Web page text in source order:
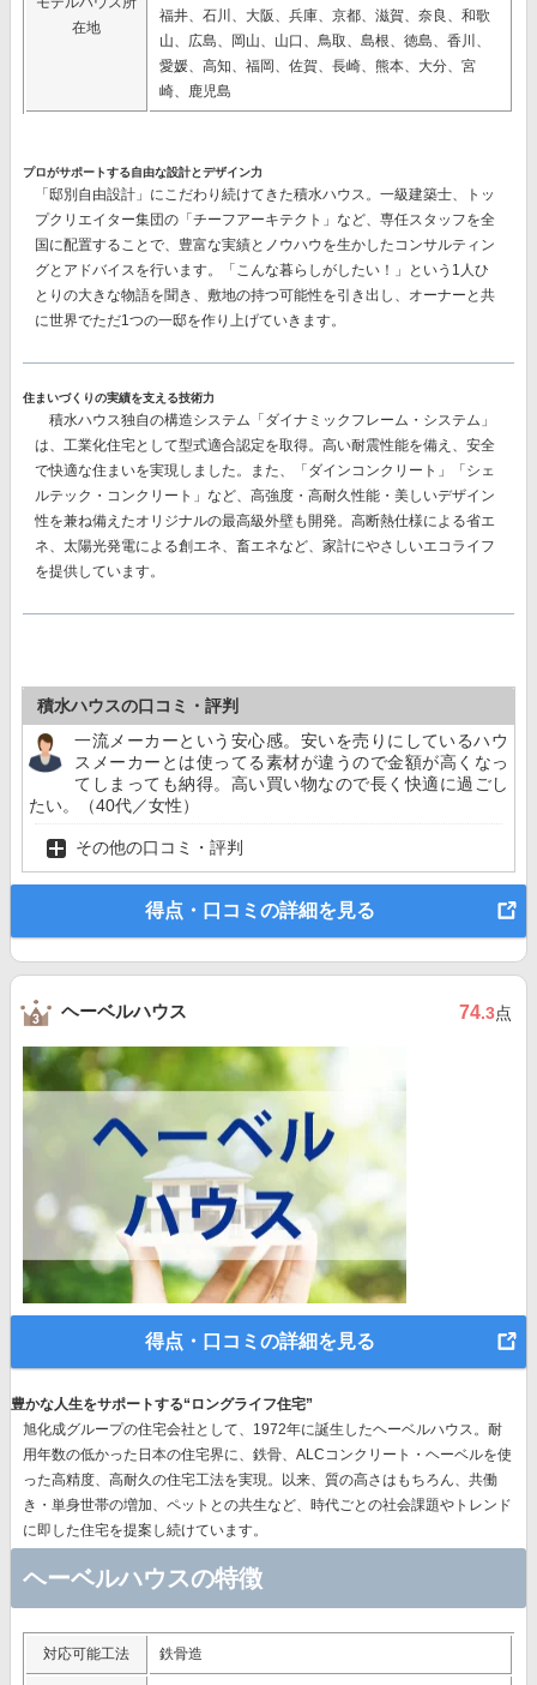
在地
福井、石川、大阪、兵庫、京都、滋賀、奈良、和歌
山、広島、岡山、山口、鳥取、島根、徳島、香川、
愛媛、高知、福岡、佐賀、長崎、熊本、大分、宮
崎、鹿児島
プロがサポートする自由な設計とデザイン力
「邸別自由設計」 にこだわり続けてきた積水ハウス。一級建築士、トッ
プクリエイター集団の 「チーフアーキテクト」 など、専任スタッフを全
国に配置することで、豊富な実績とノウハウを生かしたコンサルティン
グとアドバイスを行います。「こんな暮らしがしたい！」という1人ひ
とりの大きな物語を聞き、敷地の持つ可能性を引き出し、オーナーと共
に世界でただ1つの一邸を作り上げていきます。
住まいづくりの実績を支える技術力
積水ハウス独自の構造システム 「ダイナミックフレーム・システム」
は、工業化住宅として型式適合認定を取得。高い耐震性能を備え、安全
で快適な住まいを実現しました。また、
「ダインコンクリート」「シェ
ルテック・コンクリート」 など、高強度・高耐久性能・美しいデザイン
性を兼ね備えたオリジナルの最高級外壁も開発。高断熱仕様による省エ
ネ、太陽光発電による創エネ、畜エネなど、家計にやさしいエコライフ
を提供しています。
積水ハウスの口コミ・評判
一流メーカーという安心感。安いを売りにしているハウ
スメーカーとは使ってる素材が違うので金額が高くなっ
てしまっても納得。高い買い物なので長く快適に過ごし
たい。（40代／女性）
その他の口コミ・評判
得点・口コミの詳細を見る
ヘーベルハウス 74.3点
得点・口コミの詳細を見る
豊かな人生をサポートする“ロングライフ住宅”
旭化成グループの住宅会社として、1972年に誕生したヘーベルハウス。耐
用年数の低かった日本の住宅界に、鉄骨、ALCコンクリート・ヘーベルを使
った高精度、高耐久の住宅工法を実現。以来、質の高さはもちろん、共働
き・単身世帯の増加、ペットとの共生など、時代ごとの社会課題やトレンド
に即した住宅を提案し続けています。
ヘーベルハウスの特徴
対応可能工法 鉄骨造